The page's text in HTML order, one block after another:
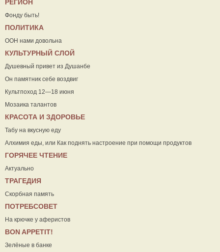
РЕГИОН
Фонду быть!
ПОЛИТИКА
ООН нами довольна
КУЛЬТУРНЫЙ СЛОЙ
Душевный привет из Душанбе
Он памятник себе воздвиг
Культпоход 12—18 июня
Мозаика талантов
КРАСОТА И ЗДОРОВЬЕ
Табу на вкусную еду
Алхимия еды, или Как поднять настроение при помощи продуктов
ГОРЯЧЕЕ ЧТЕНИЕ
Актуально
ТРАГЕДИЯ
Скорбная память
ПОТРЕБСОВЕТ
На крючке у аферистов
ВON APPETIT!
Зелёные в банке